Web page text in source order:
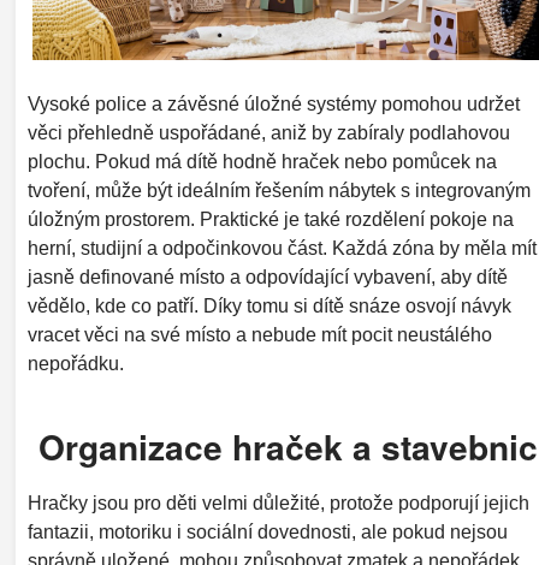
Vysoké police a závěsné úložné systémy pomohou udržet
věci přehledně uspořádané, aniž by zabíraly podlahovou
plochu. Pokud má dítě hodně hraček nebo pomůcek na
tvoření, může být ideálním řešením nábytek s integrovaným
úložným prostorem. Praktické je také rozdělení pokoje na
herní, studijní a odpočinkovou část. Každá zóna by měla mít
jasně definované místo a odpovídající vybavení, aby dítě
vědělo, kde co patří. Díky tomu si dítě snáze osvojí návyk
vracet věci na své místo a nebude mít pocit neustálého
nepořádku.
Organizace hraček a stavebnic
Hračky jsou pro děti velmi důležité, protože podporují jejich
fantazii, motoriku i sociální dovednosti, ale pokud nejsou